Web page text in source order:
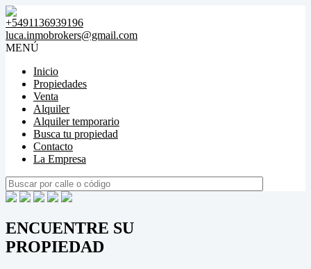
+5491136939196
luca.inmobrokers@gmail.com
MENÚ
Inicio
Propiedades
Venta
Alquiler
Alquiler temporario
Busca tu propiedad
Contacto
La Empresa
ENCUENTRE SU
PROPIEDAD